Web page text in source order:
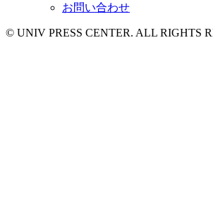
お問い合わせ
© UNIV PRESS CENTER. ALL RIGHTS